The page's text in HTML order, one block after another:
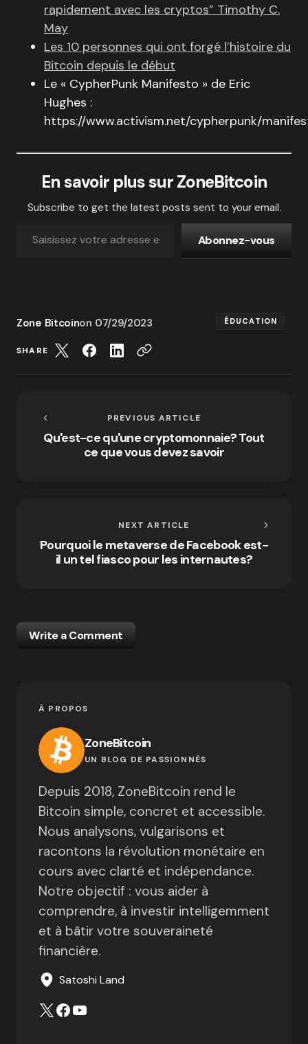
rapidement avec les cryptos” Timothy C.
May
Les 10 personnes qui ont forgé l’histoire du
Bitcoin depuis le début
Le « CypherPunk Manifesto » de Eric
Hughes :
https://www.activism.net/cypherpunk/
En savoir plus sur ZoneBitcoin
Subscribe to get the latest posts sent to your email.
Abonnez-vous
Zone Bitcoinon 07/29/2023 ÉDUCATION
SHARE
PREVIOUS ARTICLE
Qu'est-ce qu'une cryptomonnaie? Tout
ce que vous devez savoir
NEXT ARTICLE
Pourquoi le metaverse de Facebook est-
il un tel fiasco pour les internautes?
Write a Comment
À PROPOS
ZoneBitcoin
UN BLOG DE PASSIONNÉS
Depuis 2018, ZoneBitcoin rend le
Bitcoin simple, concret et accessible.
Nous analysons, vulgarisons et
racontons la révolution monétaire en
cours avec clarté et indépendance.
Notre objectif : vous aider à
comprendre, à investir intelligemment
et à bâtir votre souveraineté
financière.
Satoshi Land